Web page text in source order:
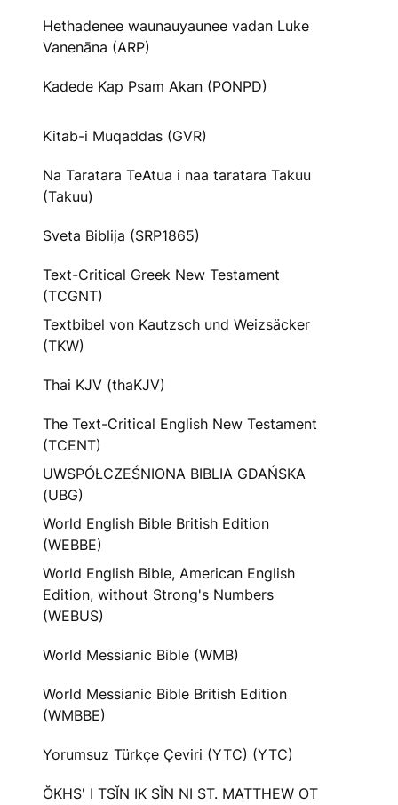
Hethadenee waunauyaunee vadan Luke
Vanenāna (ARP)
Kadede Kap Psam Akan (PONPD)
Kitab-i Muqaddas (GVR)
Na Taratara TeAtua i naa taratara Takuu
(Takuu)
Sveta Biblija (SRP1865)
Text-Critical Greek New Testament
(TCGNT)
Textbibel von Kautzsch und Weizsäcker
(TKW)
Thai KJV (thaKJV)
The Text-Critical English New Testament
(TCENT)
UWSPÓŁCZEŚNIONA BIBLIA GDAŃSKA
(UBG)
World English Bible British Edition
(WEBBE)
World English Bible, American English
Edition, without Strong's Numbers
(WEBUS)
World Messianic Bible (WMB)
World Messianic Bible British Edition
(WMBBE)
Yorumsuz Türkçe Çeviri (YTC) (YTC)
ŎKHS' I TSĬN IK SĬN NI ST. MATTHEW OT